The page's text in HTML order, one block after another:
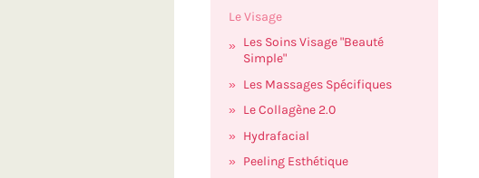
Le Visage
Les Soins Visage "Beauté
Simple"
Les Massages Spécifiques
Le Collagène 2.0
Hydrafacial
Peeling Esthétique